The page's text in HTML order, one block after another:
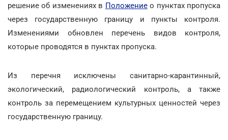
решение об изменениях в Положение о пунктах пропуска
через государственную границу и пункты контроля.
Изменениями обновлен перечень видов контроля,
которые проводятся в пунктах пропуска.
Из перечня исключены санитарно-карантинный,
экологический, радиологический контроль, а также
контроль за перемещением культурных ценностей через
государственную границу.